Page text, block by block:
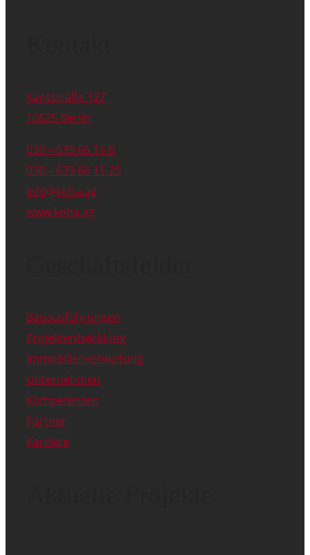
Kantstraße 127
10625 Berlin
030 – 639 66 11-0
030 – 639 66 11-25
info@koha.ag
www.koha.ag
Bauausführungen
Projektentwicklung
Immobilienverwaltung
Unternehmen
Kompetenzen
Partner
Karriere